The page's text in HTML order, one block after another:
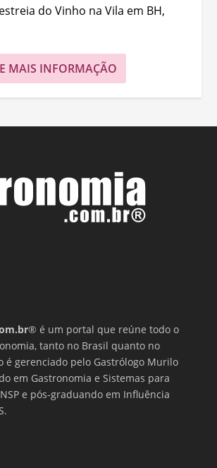
do Vinho na Vila em BH,
MAIS INFORMAÇÃO
® é um portal que reúne todo o
tanto no Brasil quanto no
é gerenciado pelo Gastrólogo Murilo
em Gastronomia e Sistemas para
e pós-graduando em Influência